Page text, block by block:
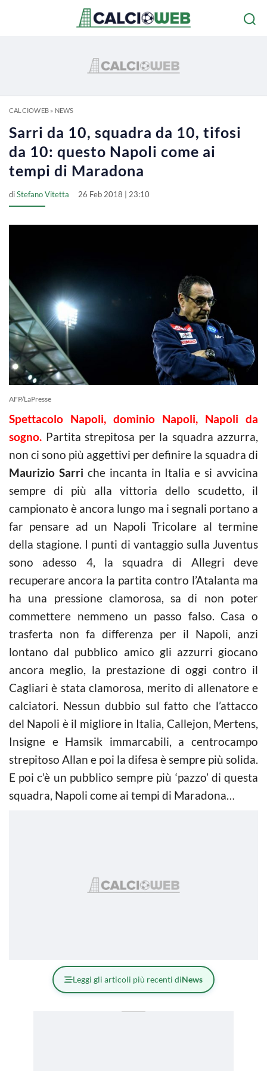
CALCIOWEB» NEWS
Sarri da 10, squadra da 10, tifosi
da 10: questo Napoli come ai
tempi di Maradona
diStefano Vitetta 26 Feb 2018 | 23:10
AFP/LaPresse
Spettacolo Napoli, dominio Napoli, Napoli da
sogno. Partita strepitosa per la squadra azzurra,
non ci sono più aggettivi per definire la squadra di
Maurizio Sarri che incanta in Italia e si avvicina
sempre di più alla vittoria dello scudetto, il
campionato è ancora lungo ma i segnali portano a
far pensare ad un Napoli Tricolare al termine
della stagione. I punti di vantaggio sulla Juventus
sono adesso 4, la squadra di Allegri deve
recuperare ancora la partita contro l’Atalanta ma
ha una pressione clamorosa, sa di non poter
commettere nemmeno un passo falso. Casa o
trasferta non fa differenza per il Napoli, anzi
lontano dal pubblico amico gli azzurri giocano
ancora meglio, la prestazione di oggi contro il
Cagliari è stata clamorosa, merito di allenatore e
calciatori. Nessun dubbio sul fatto che l’attacco
del Napoli è il migliore in Italia, Callejon, Mertens,
Insigne e Hamsik immarcabili, a centrocampo
strepitoso Allan e poi la difesa è sempre più solida.
E poi c’è un pubblico sempre più ‘pazzo’ di questa
squadra, Napoli come ai tempi di Maradona…
Leggi gli articoli più recenti diNews